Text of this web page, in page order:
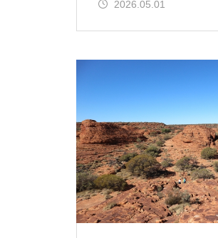
2026.05.01